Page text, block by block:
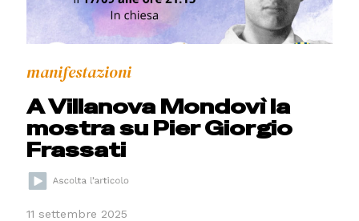
manifestazioni
A Villanova Mondovì la
mostra su Pier Giorgio
Frassati
11 settembre 2025